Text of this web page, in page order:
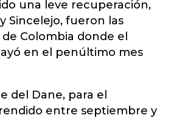
una leve recuperación,
Sincelejo, fueron las
Colombia donde el
en el penúltimo mes
del Dane, para el
entre septiembre y